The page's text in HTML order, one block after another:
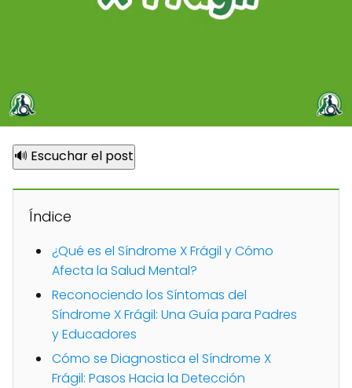
🔊 Escuchar el post
Índice
¿Qué es el Síndrome X Frágil y Cómo
Afecta la Salud Mental?
Reconociendo los Síntomas del
Síndrome X Frágil: Una Guía para Padres
y Educadores
Cómo se Diagnostica el Síndrome X
Frágil: Pasos Hacia la Detección